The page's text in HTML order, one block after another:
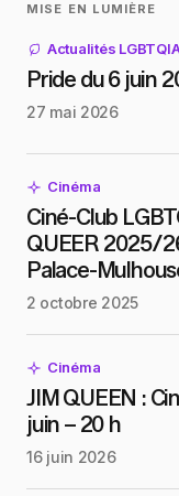
MISE EN LUMIÈRE
Actualités
Pride du 6 juin
27 mai 2026
Cinéma
Ciné-Club
QUEER 2025/
Palace-
2 octobre 2025
Cinéma
JIM QUEEN :
juin – 20 h
16 juin 2026